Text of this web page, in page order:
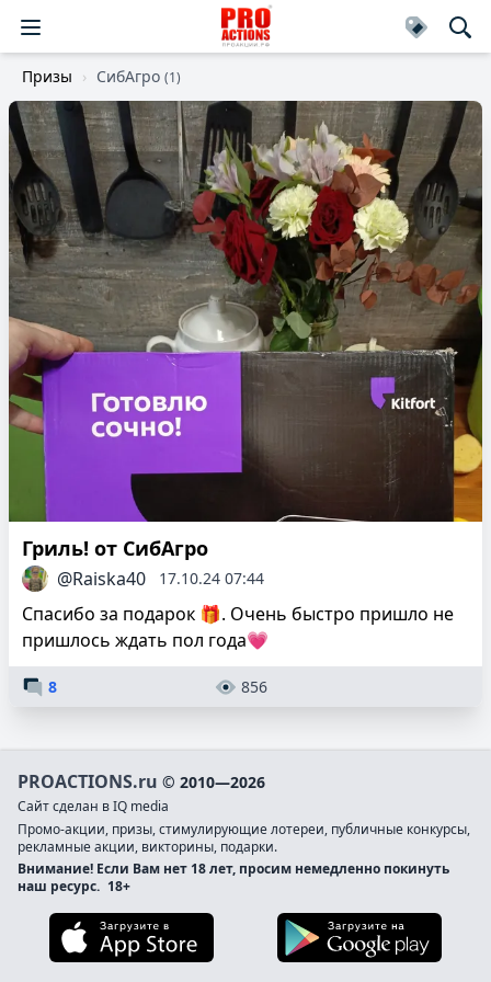
Призы СибАгро (1)
Гриль! от СибАгро
@Raiska40 17.10.24 07:44
Спасибо за подарок 🎁. Очень быстро пришло не
пришлось ждать пол года💗
8 856
PROACTIONS.ru © 2010—2026
Сайт сделан в IQ media
Промо-акции, призы, стимулирующие лотереи, публичные конкурсы,
рекламные акции, викторины, подарки.
Внимание! Если Вам нет 18 лет, просим немедленно покинуть
наш ресурс. 18+
Загрузите в App Store